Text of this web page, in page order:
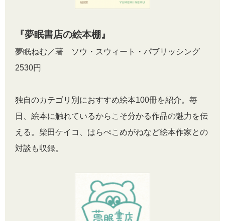
『夢眠書店の絵本棚』
夢眠ねむ／著 ソウ・スウィート・パブリッシング
2530円
独自のカテゴリ別におすすめ絵本100冊を紹介。毎
日、絵本に触れているからこそ分かる作品の魅力を伝
える。柴田ケイコ、はらぺこめがねなど絵本作家との
対談も収録。